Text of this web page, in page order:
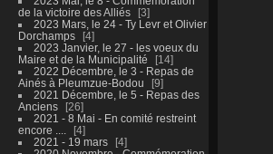
de la victoire des Alliés
3
2023 Mars, le 24 - Ty Levr et Olivier
Dorchamps
4
2023 Janvier, le 27 - les voeux du
Maire et de la Municipalité
14
2022 Décembre, le 3 - Repas de
Ainés à Pleumzue-Bodou
9
2021 Décembre, le 5 - Repas des
Anciens
26
2021 - 8 Mai - En comité restreint
encore ....
4
2021 - 19 mars
4